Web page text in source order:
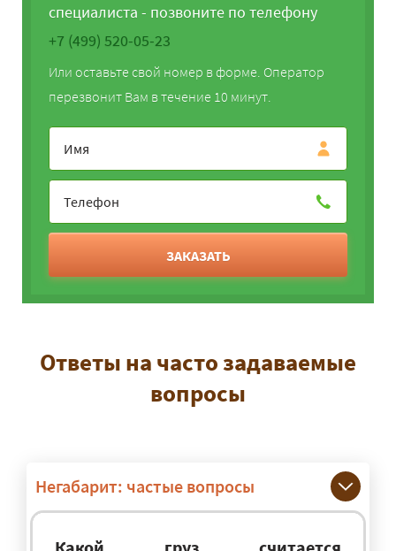
специалиста - позвоните по телефону
+7 (499) 520-05-23
Или оставьте свой номер в форме. Оператор
перезвонит Вам в течение 10 минут.
ЗАКАЗАТЬ
Ответы на часто задаваемые
вопросы
Негабарит: частые вопросы